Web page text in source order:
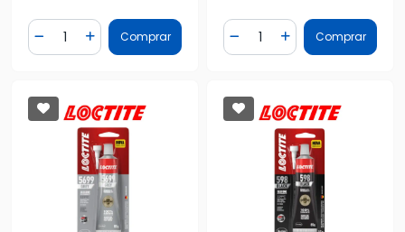
Diminuir Quantidade
Quantidade
Adicionar Quantidade
Comprar Diminuir Quantidade
Quantidade
AdicionarComprar